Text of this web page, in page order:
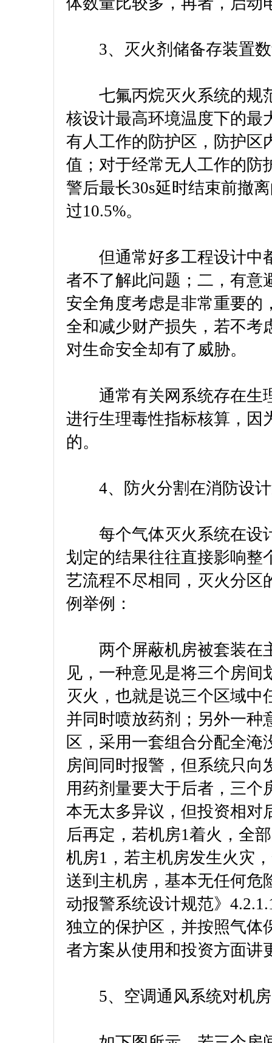
3、灭火剂储备存装置
七氟丙烷灭火系统的规
核设计最高环境温度下的最
有人工作的防护区，防护区
值；对于经常无人工作的防
警后最长30s延时结束前撤
过10.5%。
但通常好多工程设计中
者不了解此问题；二，有意
安全角度考虑是非常重要的
全和减少财产损失，若不考
对生命安全却有了威胁。
通常有关网系统存在生
进行生理毒性指标核算，因
的。
4、防火分割在消防设计
每个气体灭火系统在设
划定的结果往往直接影响整
艺流程不尽相同，灭火分区
例举例：
两个屏蔽机房被套装在
见，一种意见是将三个房
灭火，也就是说三个区域中
并同时喷放药剂；另外一种
区，采用一套组合分配全
房间同时报警，但系统只向
用药剂量要大于后者，三个
本无太多异议，但投资相对
后再定，若机房1着火，全
机房1，若主机房发生火灾
送到主机房，基本无任何危
动报警系统设计规范》
独立的保护区，并按照气体
者方案从使用和投资方面讲
5、空调通风系统对机房